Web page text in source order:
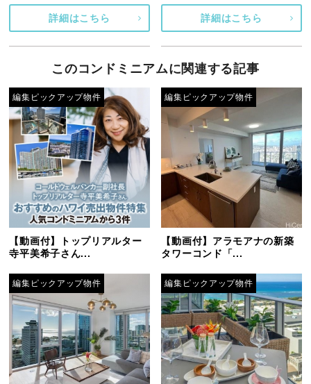
詳細はこちら 詳細はこちら
このコンドミニアムに関連する記事
編集ピックアップ物件
【動画付】トップリアルター
寺平美希子さん...
編集ピックアップ物件
【動画付】アラモアナの新築
タワーコンド「...
編集ピックアップ物件 編集ピックアップ物件